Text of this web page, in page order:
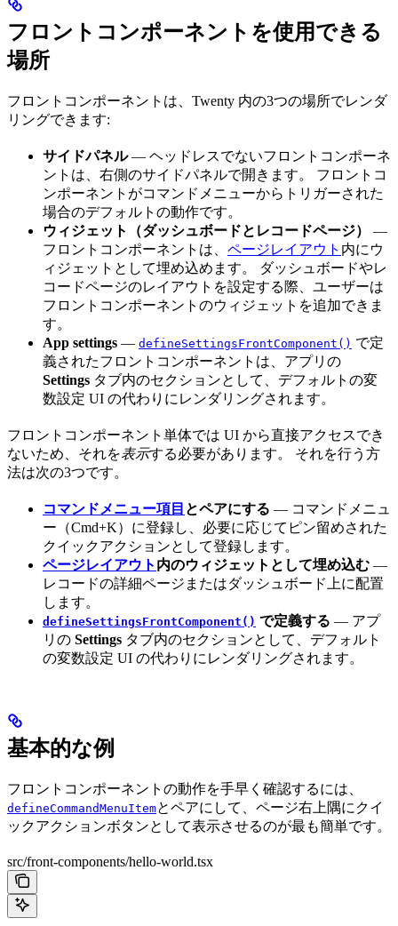
フロントコンポーネントを使用できる
場所
フロントコンポーネントは、Twenty 内の3つの場所でレンダ
リングできます:
サイドパネル— ヘッドレスでないフロントコンポーネ
ントは、右側のサイドパネルで開きます。 フロントコ
ンポーネントがコマンドメニューからトリガーされた
場合のデフォルトの動作です。
ウィジェット（ダッシュボードとレコードページ）
—
フロントコンポーネントは、 ページレイアウト 内にウ
ィジェットとして埋め込めます。 ダッシュボードやレ
コードページのレイアウトを設定する際、ユーザーは
フロントコンポーネントのウィジェットを追加できま
す。
App settings — defineSettingsFrontComponent() で定
義されたフロントコンポーネントは、アプリの
Settings タブ内のセクションとして、デフォルトの変
数設定 UI の代わりにレンダリングされます。
フロントコンポーネント単体では UI から直接アクセスでき
ないため、それを表示する必要があります。 それを行う方
法は次の3つです。
コマンドメニュー項目 とペアにする — コマンドメニュ
ー（Cmd+K）に登録し、必要に応じてピン留めされた
クイックアクションとして登録します。
ページレイアウト 内のウィジェットとして埋め込む —
レコードの詳細ページまたはダッシュボード上に配置
します。
defineSettingsFrontComponent() で定義する — アプ
リの Settings タブ内のセクションとして、デフォルト
の変数設定 UI の代わりにレンダリングされます。
基本的な例
フロントコンポーネントの動作を手早く確認するには、
defineCommandMenuItemとペアにして、ページ右上隅にクイ
ックアクションボタンとして表示させるのが最も簡単です。
src/front-components/hello-world.tsx